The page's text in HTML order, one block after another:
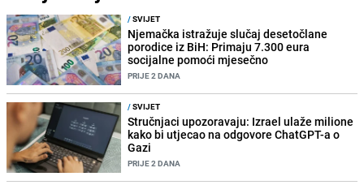
/SVIJET
Njemačka istražuje slučaj desetočlane
porodice iz BiH: Primaju 7.300 eura
socijalne pomoći mjesečno
PRIJE 2 DANA
/SVIJET
Stručnjaci upozoravaju: Izrael ulaže milione
kako bi utjecao na odgovore ChatGPT-a o
Gazi
PRIJE 2 DANA